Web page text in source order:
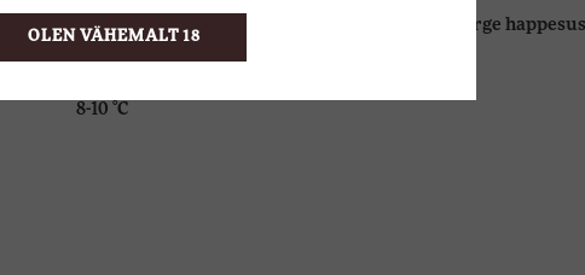
OLEN VÄHEMALT 18
Keskmise täidluse, meeldivalt värskendava kerge
8-10 °C